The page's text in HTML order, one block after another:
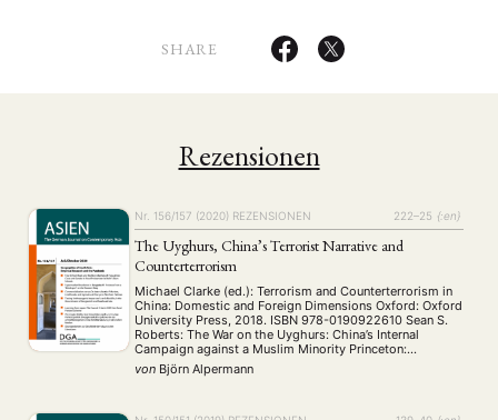
SHARE
Rezensionen
Nr. 156/157 (2020) REZENSIONEN 222–25 {:en}
The Uyghurs, China’s Terrorist Narrative and
Counterterrorism
Michael Clarke (ed.): Terrorism and Counterterrorism in
China: Domestic and Foreign Dimensions Oxford: Oxford
University Press, 2018. ISBN 978-0190922610 Sean S.
Roberts: The War on the Uyghurs: China’s Internal
Campaign against a Muslim Minority Princeton:
Princeton University Press, 2020. ISBN 978-0-
69120218-1 What is terrorism? What constitutes a
von Björn Alpermann